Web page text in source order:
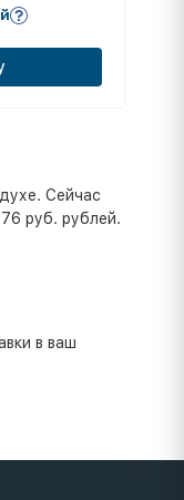
Сейчас
руб. рублей.
в ваш